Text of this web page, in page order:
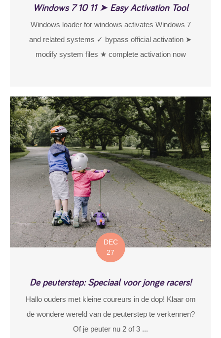
Windows 7 10 11 ➤ Easy Activation Tool
Windows loader for windows activates Windows 7
and related systems ✓ bypass official activation ➤
modify system files ★ complete activation now
DEC
27
De peuterstep: Speciaal voor jonge racers!
Hallo ouders met kleine coureurs in de dop! Klaar om
de wondere wereld van de peuterstep te verkennen?
Of je peuter nu 2 of 3 ...